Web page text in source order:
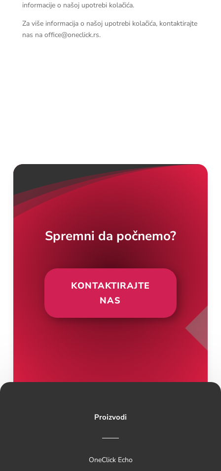
informacije o našoj upotrebi kolačića.
Za više informacija o našoj upotrebi kolačića, kontaktirajte
nas na office@oneclick.rs.
Spremni da počnemo?
KONTAKTIRAJTE
NAS
Proizvodi
OneClick Echo